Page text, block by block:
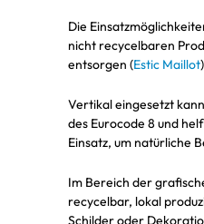
Die
nicht recycelbaren
entsorgen (Estic Maillot
Vertikal eingesetzt
des Eurocode 8 und
Einsatz, um natürliche
Im Bereich der
recycelbar, lokal
Schilder oder